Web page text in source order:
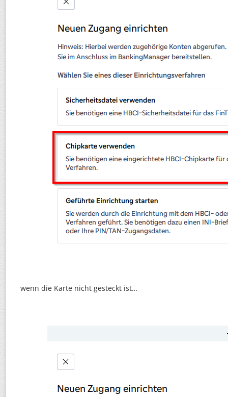
wenn die Karte nicht gesteckt ist…